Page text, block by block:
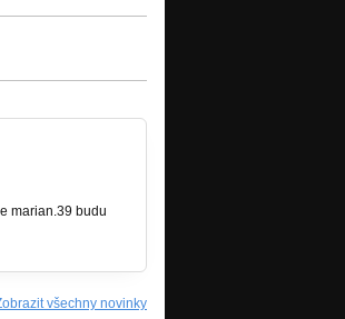
marian.39 budu
všechny novinky